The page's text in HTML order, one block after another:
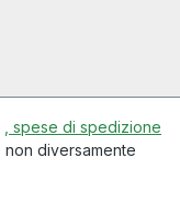
, spese di spedizione
diversamente